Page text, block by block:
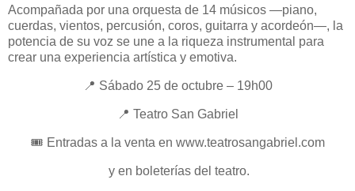
Acompañada por una orquesta de 14 músicos —piano,
cuerdas, vientos, percusión, coros, guitarra y acordeón—, la
potencia de su voz se une a la riqueza instrumental para
crear una experiencia artística y emotiva.
📍 Sábado 25 de octubre – 19h00
📍 Teatro San Gabriel
🎟️ Entradas a la venta en www.teatrosangabriel.com
y en boleterías del teatro.